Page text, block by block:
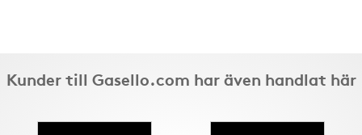
Kunder till Gasello.com har även handlat här